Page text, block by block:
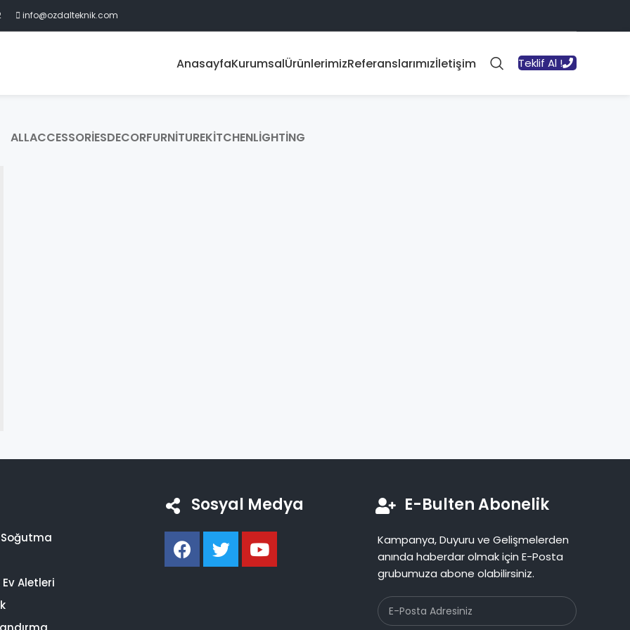
info@ozdalteknik.com
AnasayfaKurumsalÜrünlerimizReferanslarımızİletişim Teklif Al !
ALLACCESSORIESDECORFURNITUREKITCHENLIGHTING
Aletleri
Sosyal Medya E-Bulten Abonelik
Kampanya, Duyuru ve Gelişmelerden
anında haberdar olmak için E-Posta
grubumuza abone olabilirsiniz.